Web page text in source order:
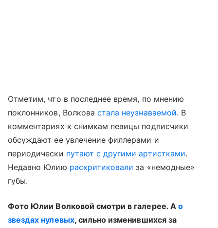
Отметим, что в последнее время, по мнению
поклонников, Волковастала неузнаваемой. В
комментариях к снимкам певицы подписчики
обсуждают ее увлечение филлерами и
периодически путают с другими артистками.
Недавно Юлию раскритиковали за «немодные»
губы.
Фото Юлии Волковой смотри в галерее. А о
звездах нулевых, сильно изменившихся за